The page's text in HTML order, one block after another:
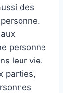
des
personne
leur vie.
parties,